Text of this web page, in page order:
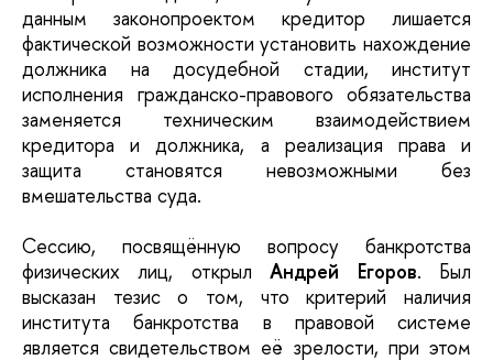
данным законопроектом кредитор лишается
фактической возможности установить нахождение
должника на досудебной стадии, институт
исполнения гражданско-правового обязательства
заменяется техническим взаимодействием
кредитора и должника, а реализация права и
защита становятся невозможными без
вмешательства суда.
Сессию, посвящённую вопросу банкротства
физических лиц, открылАндрей Егоров. Был
высказан тезис о том, что критерий наличия
института банкротства в правовой системе
является свидетельством её зрелости, при этом